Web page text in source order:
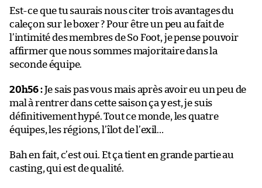
Est-ce que tu saurais nous citer trois avantages du
caleçon sur le boxer ? Pour être un peu au fait de
l’intimité des membres de So Foot, je pense pouvoir
affirmer que nous sommes majoritaire dans la
seconde équipe.
20h56 :Je sais pas vous mais après avoir eu un peu de
mal à rentrer dans cette saison ça y est, je suis
définitivement hypé. Tout ce monde, les quatre
équipes, les régions, l’îlot de l’exil…
Bah en fait, c’est oui. Et ça tient en grande partie au
casting, qui est de qualité.